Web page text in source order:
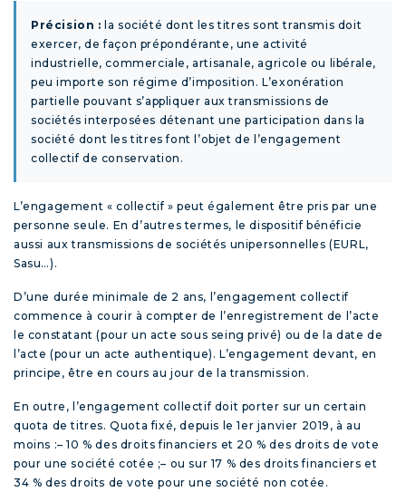
Précision : la société dont les titres sont transmis doit
exercer, de façon prépondérante, une activité
industrielle, commerciale, artisanale, agricole ou libérale,
peu importe son régime d’imposition. L’exonération
partielle pouvant s’appliquer aux transmissions de
sociétés interposées détenant une participation dans la
société dont les titres font l’objet de l’engagement
collectif de conservation.
L’engagement « collectif » peut également être pris par une
personne seule. En d’autres termes, le dispositif bénéficie
aussi aux transmissions de sociétés unipersonnelles (EURL,
Sasu…).
D’une durée minimale de 2 ans, l’engagement collectif
commence à courir à compter de l’enregistrement de l’acte
le constatant (pour un acte sous seing privé) ou de la date de
l’acte (pour un acte authentique). L’engagement devant, en
principe, être en cours au jour de la transmission.
En outre, l’engagement collectif doit porter sur un certain
quota de titres. Quota fixé, depuis le 1er janvier 2019, à au
moins :– 10 % des droits financiers et 20 % des droits de vote
pour une société cotée ;– ou sur 17 % des droits financiers et
34 % des droits de vote pour une société non cotée.